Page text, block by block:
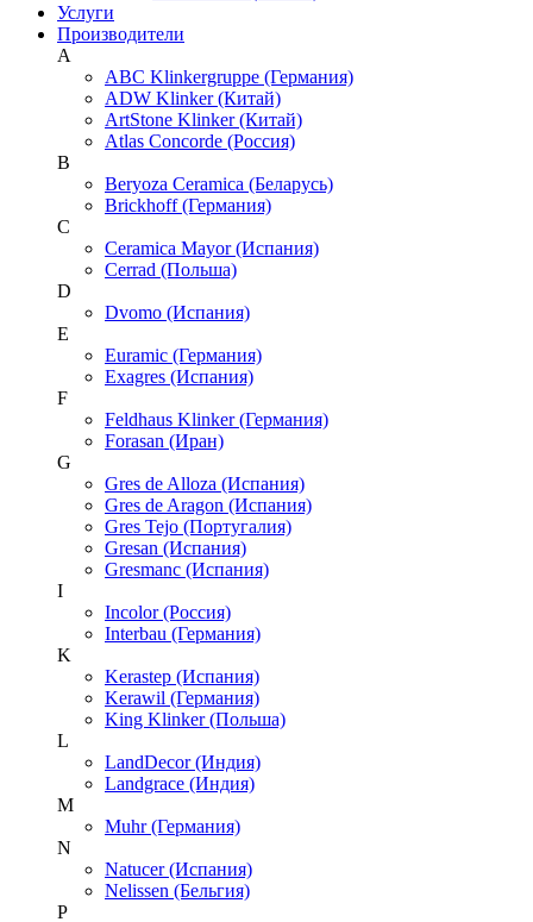
Услуги
Производители
A
ABC Klinkergruppe (Германия)
ADW Klinker (Китай)
ArtStone Klinker (Китай)
Atlas Concorde (Россия)
B
Beryoza Ceramica (Беларусь)
Brickhoff (Германия)
C
Ceramica Mayor (Испания)
Cerrad (Польша)
D
Dvomo (Испания)
E
Euramic (Германия)
Exagres (Испания)
F
Feldhaus Klinker (Германия)
Forasan (Иран)
G
Gres de Alloza (Испания)
Gres de Aragon (Испания)
Gres Tejo (Португалия)
Gresan (Испания)
Gresmanc (Испания)
I
Incolor (Россия)
Interbau (Германия)
K
Kerastep (Испания)
Kerawil (Германия)
King Klinker (Польша)
L
LandDecor (Индия)
Landgrace (Индия)
M
Muhr (Германия)
N
Natucer (Испания)
Nelissen (Бельгия)
P